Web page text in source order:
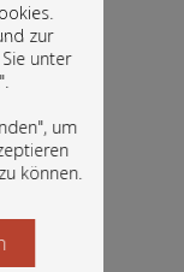
zur
unter
".
um
können.